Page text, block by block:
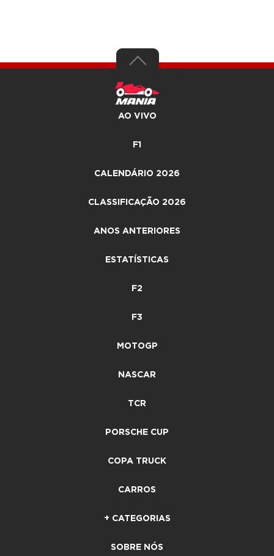
AO VIVO
F1
CALENDÁRIO 2026
CLASSIFICAÇÃO 2026
ANOS ANTERIORES
ESTATÍSTICAS
F2
F3
MOTOGP
NASCAR
TCR
PORSCHE CUP
COPA TRUCK
CARROS
+ CATEGORIAS
SOBRE NÓS